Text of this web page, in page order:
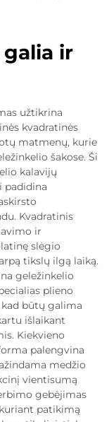
ir
užtikrina
kvadratinės
matmenų, kurie
šakose. Ši
kalavijų
padidina
Kvadratinis
ir
slėgio
tikslų ilgą laiką.
geležinkelio
plieno
būtų galima
išlaikant
Kiekvieno
palengvina
medžio
vientisumą
gebėjimas
patikimą